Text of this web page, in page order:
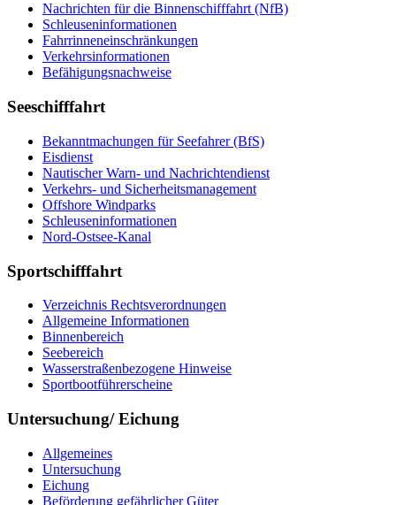
Nach­rich­ten für die Bin­nen­schiff­fahrt (NfB)
Schleu­sen­in­for­ma­tio­nen
Fahr­rin­nen­ein­schrän­kun­gen
Ver­kehrs­in­for­ma­tio­nen
Be­fä­hi­gungs­nach­wei­se
Seeschifffahrt
Be­kannt­ma­chun­gen für See­fah­rer (BfS)
Eis­dienst
Nau­ti­scher Warn-​ und Nach­rich­ten­dienst
Ver­kehrs-​ und Si­cher­heits­ma­na­ge­ment
Offs­ho­re Wind­parks
Schleu­sen­in­for­ma­tio­nen
Nord-​Ost­see-​Ka­nal
Sportschifffahrt
Ver­zeich­nis Rechts­ver­ord­nun­gen
All­ge­mei­ne In­for­ma­tio­nen
Bin­nen­be­reich
See­be­reich
Was­ser­stra­ßen­be­zo­ge­ne Hin­wei­se
Sport­boot­füh­rer­schei­ne
Untersuchung/ Eichung
All­ge­mei­nes
Un­ter­su­chung
Ei­chung
Be­för­de­rung ge­fähr­li­cher Gü­ter